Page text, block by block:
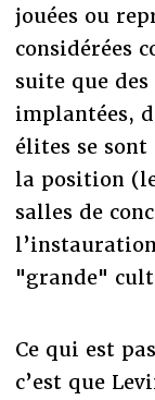
jouées ou
considérées
suite que
implantées,
élites se
la position
salles de
"grande"
Ce qui est
c’est que